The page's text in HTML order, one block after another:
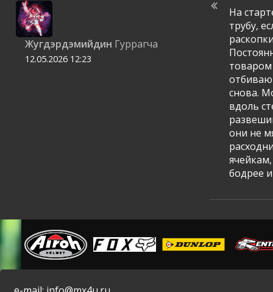
Жугдэрдэмийдин Гуррагча
12.05.2026 12:23
На
трубу,
снова.
вдоль
они не
бодрее